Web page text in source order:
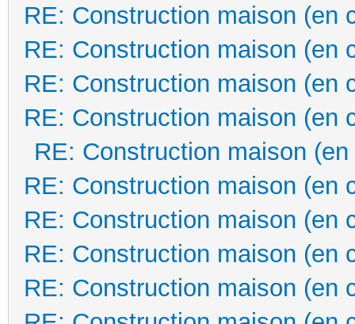
RE: Construction maison (en
RE: Construction maison (en
RE: Construction maison (en
RE: Construction maison (en
RE: Construction maison
RE: Construction maison (en
RE: Construction maison (en
RE: Construction maison (en
RE: Construction maison (en